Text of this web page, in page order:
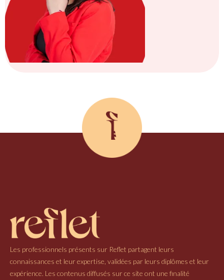
Les professionnels présents sur Reflet partagent leurs
connaissances et leur expertise, validées par leurs diplômes et leur
expérience. Les contenus diffusés sur ce site ont une finalité